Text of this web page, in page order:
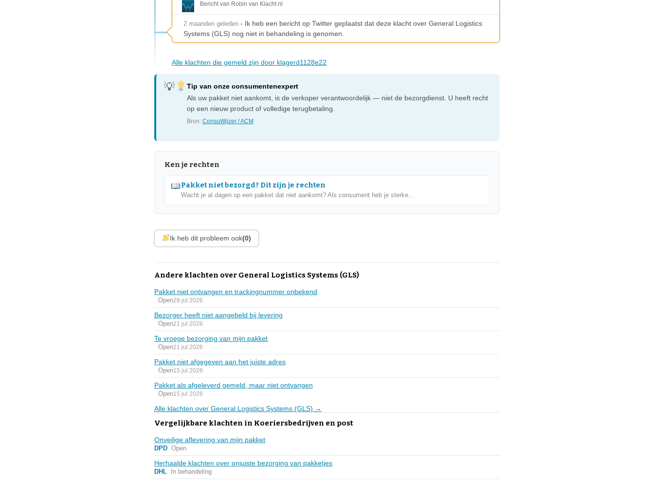
Bericht van Robin van Klacht.nl
2 maanden geleden - Ik heb een bericht op Twitter geplaatst dat deze klacht over General Logistics
Systems (GLS) nog niet in behandeling is genomen.
Alle klachten die gemeld zijn door klagerd1128e22
Tip van onze consumentenexpert
Als uw pakket niet aankomt, is de verkoper verantwoordelijk — niet de bezorgdienst. U heeft recht
op een nieuw product of volledige terugbetaling.
Bron:ConsuWijzer / ACM
Ken je rechten
Pakket niet bezorgd? Dit zijn je rechten
Wacht je al dagen op een pakket dat niet aankomt? Als consument heb je sterke...
Ik heb dit probleem ook(0)
Andere klachten over General Logistics Systems (GLS)
Pakket niet ontvangen en trackingnummer onbekend
Open28 jul 2026
Bezorger heeft niet aangebeld bij levering
Open21 jul 2026
Te vroege bezorging van mijn pakket
Open21 jul 2026
Pakket niet afgegeven aan het juiste adres
Open15 jul 2026
Pakket als afgeleverd gemeld, maar niet ontvangen
Open15 jul 2026
Alle klachten over General Logistics Systems (GLS) →
Vergelijkbare klachten in Koeriersbedrijven en post
Onveilige aflevering van mijn pakket
DPD Open
Herhaalde klachten over onjuiste bezorging van pakketjes
DHL In behandeling